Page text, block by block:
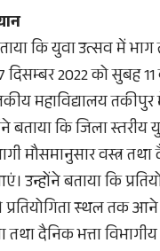
कि युवा उत्सव में
दिसम्बर 2022 को सुबह
महाविद्यालय
बताया कि जिला स्तरीय
मौसमानुसार वस्त्र
बताया कि
प्रतियोगिता स्थल तक
दैनिक भत्ता